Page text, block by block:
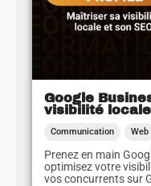
Google
visibilité locale
Communication Web
Prenez en main
optimisez votre
vos concurrents sur